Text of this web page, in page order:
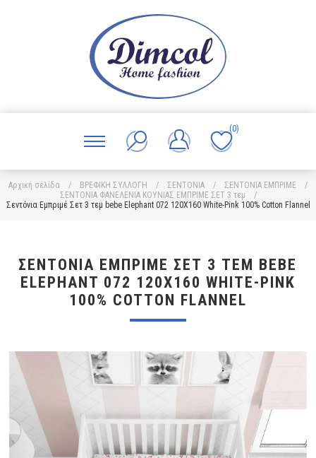
(0)
Αρχική σελίδα / ΒΡΕΦΙΚΗ ΣΥΛΛΟΓΗ / ΣΕΝΤΟΝΙΑ / ΣΕΝΤΟΝΙΑ ΕΜΠΡΙΜΕ
/
ΣΕΝΤΟΝΙΑ ΦΑΝΕΛΕΝΙΑ ΚΟΥΝΙΑΣ ΕΜΠΡΙΜΕ ΣΕΤ 3 τεμ
/
Σεντόνια Εμπριμέ Σετ 3 τεμ bebe Elephant 072 120X160 White-Pink 100% Cotton Flannel
ΣΕΝΤΌΝΙΑ ΕΜΠΡΙΜΈ ΣΕΤ 3 ΤΕΜ BEBE
ELEPHANT 072 120X160 WHITE-PINK
100% COTTON FLANNEL